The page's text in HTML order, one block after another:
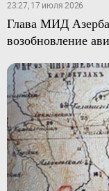
23:27, 17 июля 2026
Глава МИД
возобновление